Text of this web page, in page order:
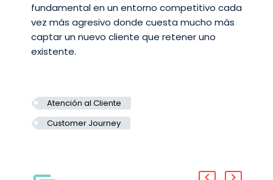
fundamental en un entorno competitivo cada
vez más agresivo donde cuesta mucho más
captar un nuevo cliente que retener uno
existente.
Atención al Cliente
Customer Journey